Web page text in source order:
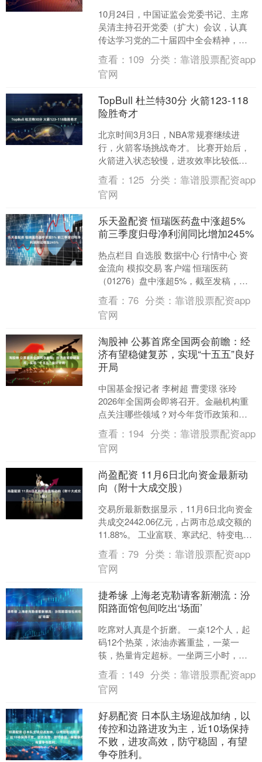
10月24日，中国证监会党委书记、主席
吴清主持召开党委（扩大）会议，认真
传达学习党的二十届四中全会精神，按
照金融系统学习贯彻党的二十届四中全
会精神会议的工作要求....
查看： 109 分类：靠谱股票配资app
官网
TopBull 杜兰特30分 火箭123-118
险胜奇才
北京时间3月3日，NBA常规赛继续进
行，火箭客场挑战奇才。 比赛开始后，
火箭进入状态较慢，进攻效率比较低，
反观奇才，进攻手感火热，频频命中三
分，首节战罢，火箭以....
查看： 125 分类：靠谱股票配资app
官网
乐天盈配资 恒瑞医药盘中涨超5%
前三季度归母净利润同比增加245%
热点栏目 自选股 数据中心 行情中心 资
金流向 模拟交易 客户端 恒瑞医药
（01276）盘中涨超5%，截至发稿，股
价上涨4.20%，现报75.65港元，成交额
2....
查看：76 分类：靠谱股票配资app
官网
淘股神 公募首席全国两会前瞻：经
济有望稳健复苏，实现“十五五”良好
开局
中国基金报记者 李树超 曹雯璟 张玲
2026年全国两会即将召开。金融机构重
点关注哪些领域？对今年货币政策和经
济社会发展有何期待？将给资本市场带
来哪些投资机会？....
查看： 194 分类：靠谱股票配资app
官网
尚盈配资 11月6日北向资金最新动
向（附十大成交股）
交易所最新数据显示，11月6日北向资金
共成交2442.06亿元，占两市总成交额的
11.88%。 工业富联、寒武纪、特变电工
位列沪股通成交前三，成交额分别为
22.....
查看：79 分类：靠谱股票配资app
官网
捷希缘 上海老克勒请客新潮流：汾
阳路面馆包间吃出‘场面’
吃席对人真是个折磨。 一桌12个人，起
码12个热菜，浓油赤酱重盐，一菜一
筷，热量肯定超标。一坐两三小时，内
腑等于盐钵斗储油罐，血压、血脂、血
糖“噌噌”上蹿，不定....
查看： 149 分类：靠谱股票配资app
官网
好易配资 日本队主场迎战加纳，以
传控和边路进攻为主，近10场保持
不败，进攻高效，防守稳固，有望
争夺胜利。